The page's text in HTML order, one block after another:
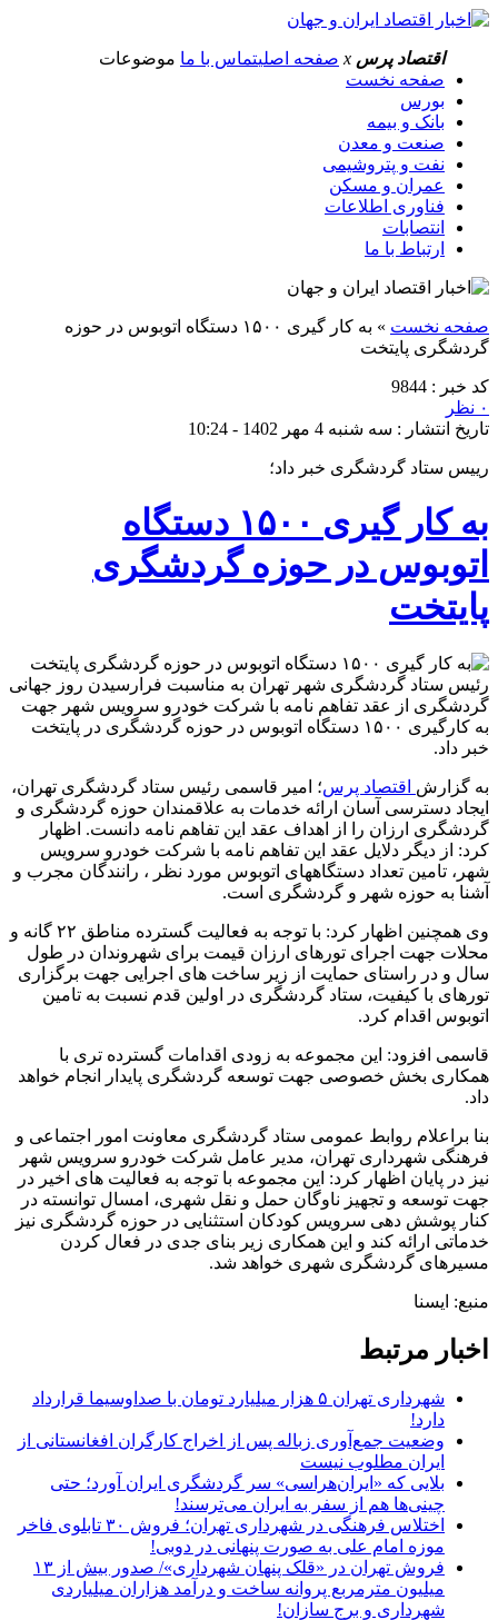
اقتصاد پرس x صفحه اصلیتماس با ما موضوعات
صفحه نخست
بورس
بانک و بیمه
صنعت و معدن
نفت و پتروشیمی
عمران و مسکن
فناوری اطلاعات
انتصابات
ارتباط با ما
صفحه نخست »
به کار گیری ۱۵۰۰ دستگاه اتوبوس در حوزه
گردشگری پایتخت
کد خبر : 9844
۰ نظر
تاریخ انتشار : سه شنبه 4 مهر 1402 - 10:24
رییس ستاد گردشگری خبر داد؛
به کار گیری ۱۵۰۰ دستگاه
اتوبوس در حوزه گردشگری
پایتخت
رئیس ستاد گردشگری شهر تهران به مناسبت فرارسیدن روز جهانی
گردشگری از عقد تفاهم نامه با شرکت خودرو سرویس شهر جهت
به کارگیری ۱۵۰۰ دستگاه اتوبوس در حوزه گردشگری در پایتخت
خبر داد.
به گزارش اقتصاد پرس؛ امیر قاسمی رئیس ستاد گردشگری تهران،
ایجاد دسترسی آسان ارائه خدمات به علاقمندان حوزه گردشگری و
گردشگری ارزان را از اهداف عقد این تفاهم نامه دانست. اظهار
کرد: از دیگر دلایل عقد این تفاهم نامه با شرکت خودرو سرویس
شهر، تامین تعداد دستگاههای اتوبوس مورد نظر ، رانندگان مجرب و
آشنا به حوزه شهر و گردشگری است.
وی همچنین اظهار کرد: با توجه به فعالیت گسترده مناطق ۲۲ گانه و
محلات جهت اجرای تورهای ارزان قیمت برای شهروندان در طول
سال و در راستای حمایت از زیر ساخت های اجرایی جهت برگزاری
تورهای با کیفیت، ستاد گردشگری در اولین قدم نسبت به تامین
اتوبوس اقدام کرد.
قاسمی افزود: این مجموعه به زودی اقدامات گسترده تری با
همکاری بخش خصوصی جهت توسعه گردشگری پایدار انجام خواهد
داد.
بنا براعلام روابط عمومی ستاد گردشگری معاونت امور اجتماعی و
فرهنگی شهرداری تهران، مدیر عامل شرکت خودرو سرویس شهر
نیز در پایان اظهار کرد: این مجموعه با توجه به فعالیت های اخیر در
جهت توسعه و تجهیز ناوگان حمل و نقل شهری، امسال توانسته در
کنار پوشش دهی سرویس کودکان استثنایی در حوزه گردشگری نیز
خدماتی ارائه کند و این همکاری زیر بنای جدی در فعال کردن
مسیرهای گردشگری شهری خواهد شد.
منبع: ایسنا
اخبار مرتبط
شهرداری تهران ۵ هزار میلیارد تومان با صداوسیما قرارداد
دارد!
وضعیت جمع‌‏آوری زباله پس از اخراج کارگران افغانستانی از
ایران مطلوب نیست
بلایی که «ایران‌هراسی» سر گردشگری ایران آورد؛ حتی
چینی‌ها هم از سفر به ایران می‌ترسند!
اختلاس فرهنگی در شهرداری تهران؛ فروش ۳۰ تابلوی فاخر
موزه امام علی به صورت پنهانی در دوبی!
فروش تهران در «قلک پنهان شهرداری»/ صدور بیش از ۱۳
میلیون مترمربع پروانه ساخت و درآمد هزاران میلیاردی
شهرداری و برج سازان!